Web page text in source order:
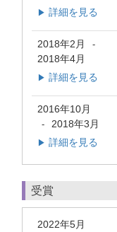
▶ 詳細を見る
2018年2月 -
2018年4月
▶ 詳細を見る
2016年10月
- 2018年3月
▶ 詳細を見る
受賞
2022年5月